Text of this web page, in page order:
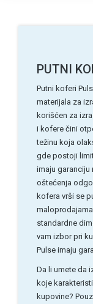
PUTNI
Putni koferi
materijala za
korišćen za
i kofere čini
težinu koja
gde postoji
imaju garanciju
oštećenja
kofera vrši se
standardne
vam izbor pri
Pulse imaju
Da li umete da
koje
kupovine?